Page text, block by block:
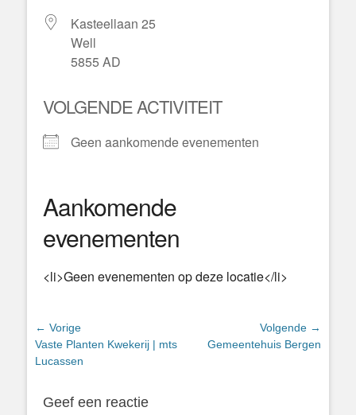
Kasteellaan 25
Well
5855 AD
VOLGENDE ACTIVITEIT
Geen aankomende evenementen
Aankomende
evenementen
<li>Geen evenementen op deze locatie</li>
Bericht
navigatie
← Vorige
Vorig
bericht:
Vaste Planten Kwekerij | mts
Lucassen
Volgende →
VolgendGemeentehuis Bergen
Geef een reactie